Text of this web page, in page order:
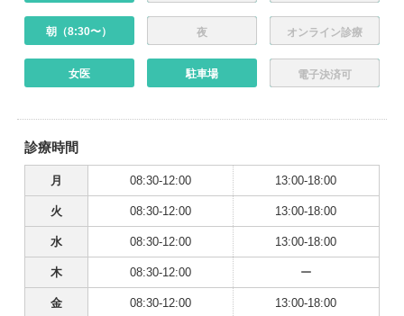
朝（8:30〜） 夜 オンライン診療
女医 駐車場 電子決済可
診療時間
月 08:30-12:00 13:00-18:00
火 08:30-12:00 13:00-18:00
水 08:30-12:00 13:00-18:00
木 08:30-12:00 ー
金 08:30-12:00 13:00-18:00